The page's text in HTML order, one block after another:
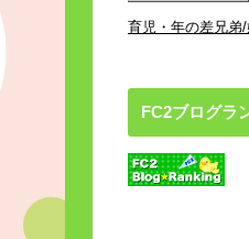
育児・年の差兄弟
FC2ブログラ